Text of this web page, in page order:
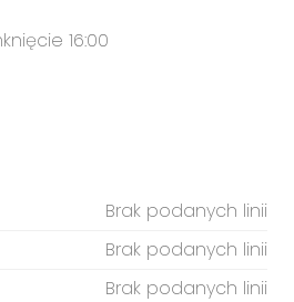
16:00
Brak podanych linii
Brak podanych linii
Brak podanych linii